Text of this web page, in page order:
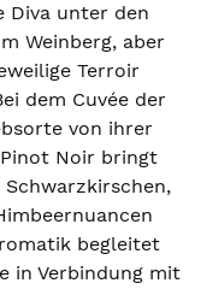
Diva unter den
Weinberg, aber
Terroir
dem Cuvée der
von ihrer
Noir bringt
begleitet
in Verbindung mit